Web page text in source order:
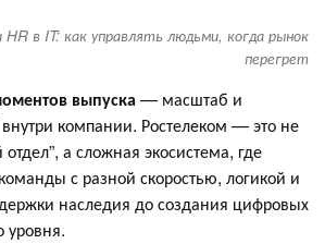
в IT: как управлять людьми, когда рынок
перегрет
выпуска — масштаб и
компании. Ростелеком — это не
а сложная экосистема, где
с разной скоростью, логикой и
наследия до создания цифровых
уровня.